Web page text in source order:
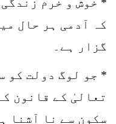
کہ آدمی ہر حال
گزار ہے۔
* جو لوگ دولت کو
تعالیٰ کے قانون
سکون سے نا آشنا